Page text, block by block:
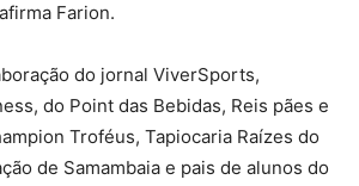
Farion.
do jornal ViverSports,
do Point das Bebidas, Reis pães e
Troféus, Tapiocaria Raízes do
de Samambaia e pais de alunos do